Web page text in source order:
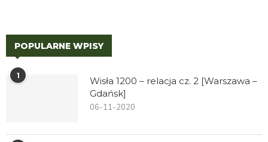
POPULARNE WPISY
1
Wisła 1200 – relacja cz. 2 [Warszawa –
Gdańsk]
06-11-2020